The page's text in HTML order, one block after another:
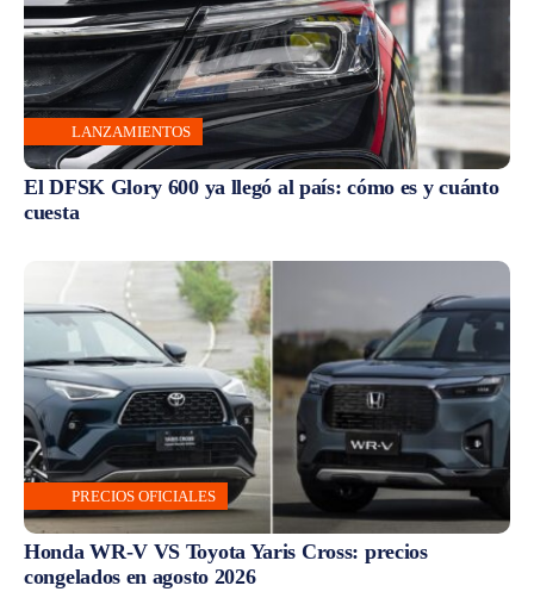
LANZAMIENTOS
El DFSK Glory 600 ya llegó al país: cómo es y cuánto
cuesta
PRECIOS OFICIALES
Honda WR-V VS Toyota Yaris Cross: precios
congelados en agosto 2026